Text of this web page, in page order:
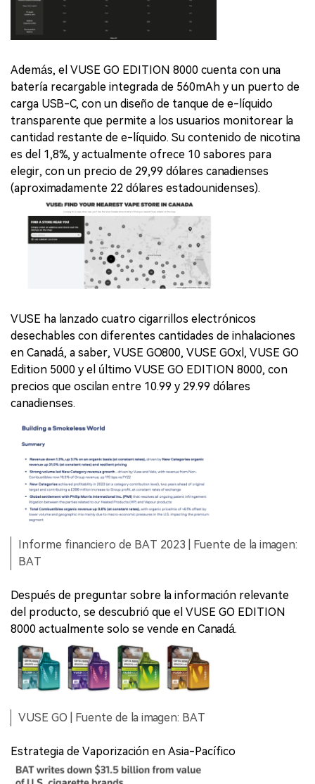
Además, el VUSE GO EDITION 8000 cuenta con una
batería recargable integrada de 560mAh y un puerto de
carga USB-C, con un diseño de tanque de e-líquido
transparente que permite a los usuarios monitorear la
cantidad restante de e-líquido. Su contenido de nicotina
es del 1,8%, y actualmente ofrece 10 sabores para
elegir, con un precio de 29,99 dólares canadienses
(aproximadamente 22 dólares estadounidenses).
VUSE ha lanzado cuatro cigarrillos electrónicos
desechables con diferentes cantidades de inhalaciones
en Canadá, a saber, VUSE GO800, VUSE GOxl, VUSE GO
Edition 5000 y el último VUSE GO EDITION 8000, con
precios que oscilan entre 10.99 y 29.99 dólares
canadienses.
Informe financiero de BAT 2023 | Fuente de la imagen:
BAT
Después de preguntar sobre la información relevante
del producto, se descubrió que el VUSE GO EDITION
8000 actualmente solo se vende en Canadá.
VUSE GO | Fuente de la imagen: BAT
Estrategia de Vaporización en Asia-Pacífico